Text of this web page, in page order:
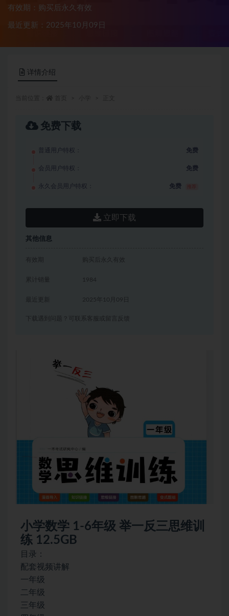
有效期：购买后永久有效
最近更新：2025年10月09日
详情介绍
免费下载
普通用户特权： 免费
会员用户特权： 免费
永久会员用户特权： 免费
立即下载
其他信息
有效期 购买后永久有效
累计销量 1984
2025年10月09日
下载遇到问题？可联系客服或留言反馈
小学数学 1-6年级 举一反三思维训
练 12.5GB
目录：
配套视频讲解
一年级
二年级
三年级